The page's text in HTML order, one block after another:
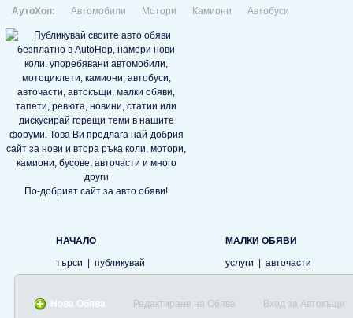
АутоХоп: Автомобили Мотори Камиони Автобуси
По-добрият сайт за авто обяви!
НАЧАЛО
търси
публикувай
МАЛКИ ОБЯВИ
услуги
авточасти
Нова Обява Редактиране на Обява Вход за Автокъщи